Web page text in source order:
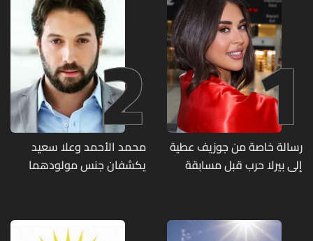
1
رسالة خاصة من جوزيف عطية
إلى بيرلا حرب قبل مسابقة
2
محمد الأحمد وعلا سعيد
يكشفان جنس مولودهما